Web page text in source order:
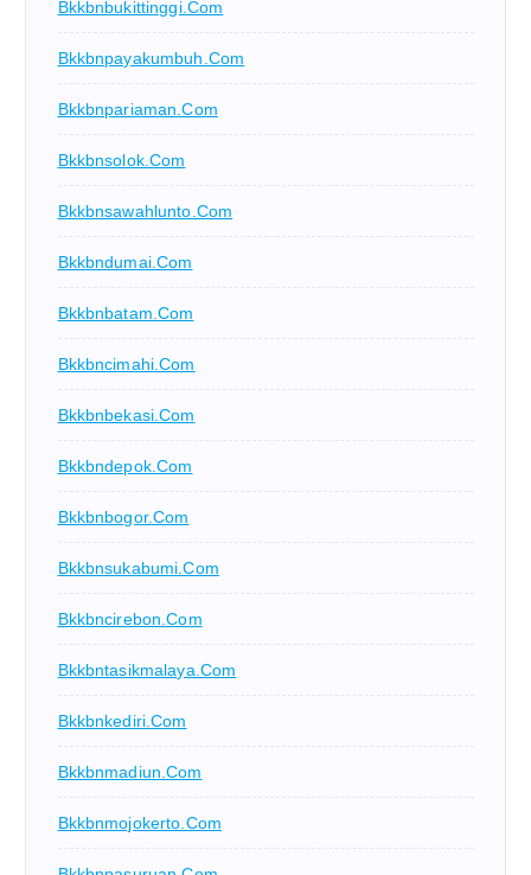
Bkkbnbukittinggi.com
Bkkbnpayakumbuh.com
Bkkbnpariaman.com
Bkkbnsolok.com
Bkkbnsawahlunto.com
Bkkbndumai.com
Bkkbnbatam.com
Bkkbncimahi.com
Bkkbnbekasi.com
Bkkbndepok.com
Bkkbnbogor.com
Bkkbnsukabumi.com
Bkkbncirebon.com
Bkkbntasikmalaya.com
Bkkbnkediri.com
Bkkbnmadiun.com
Bkkbnmojokerto.com